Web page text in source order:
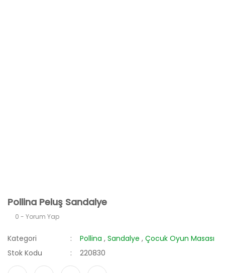
Pollina Peluş Sandalye
0 - Yorum Yap
Kategori Pollina ,Sandalye ,Çocuk Oyun Masası
Stok Kodu
220830